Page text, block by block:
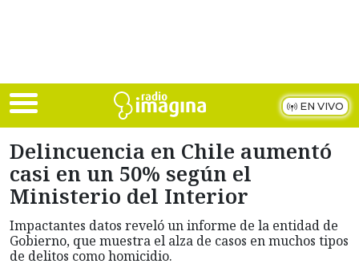
EN VIVO
Delincuencia en Chile aumentó
casi en un 50% según el
Ministerio del Interior
Impactantes datos reveló un informe de la entidad de
Gobierno, que muestra el alza de casos en muchos tipos
de delitos como homicidio.